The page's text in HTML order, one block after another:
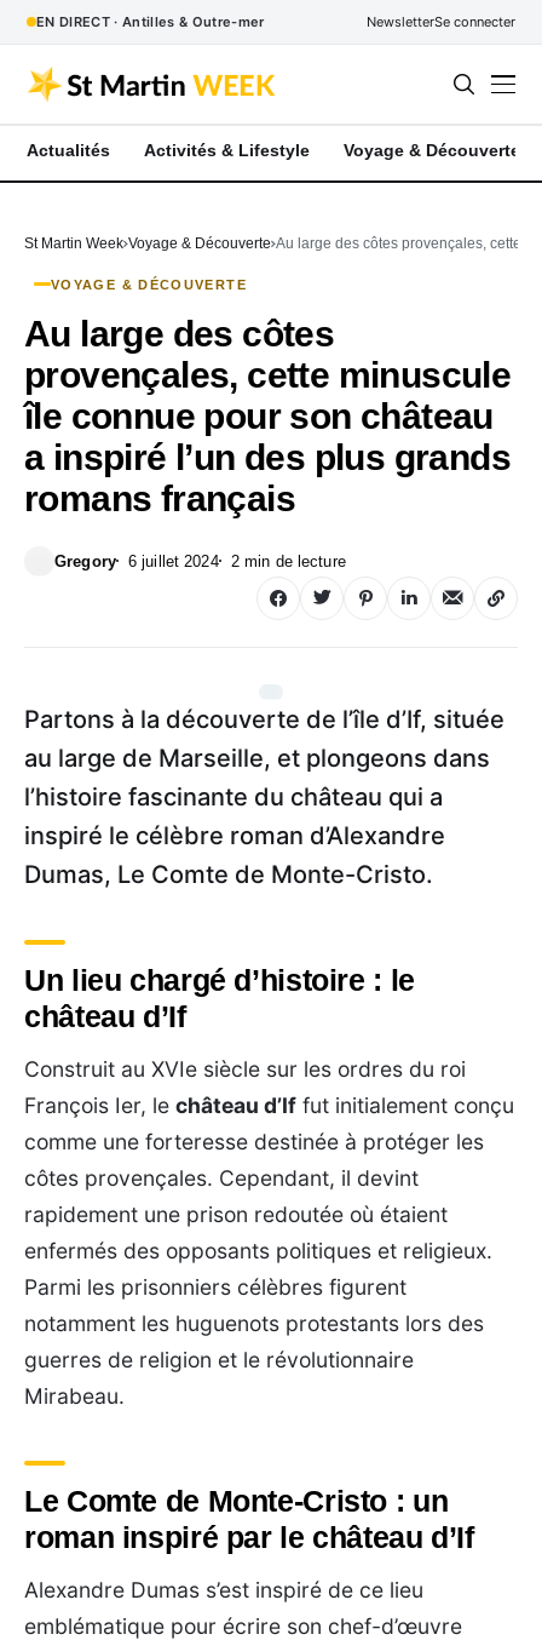
EN DIRECT · Antilles & Outre-mer NewsletterSe connecter
Actualités Activités & Lifestyle Voyage & Découverte
St Martin Week Voyage & Découverte Au large des côtes provençales, cette
VOYAGE & DÉCOUVERTE
Au large des côtes
provençales, cette minuscule
île connue pour son château
a inspiré l’un des plus grands
romans français
Gregory 6 juillet 2024 2 min de lecture
Partons à la découverte de l’île d’If, située
au large de Marseille, et plongeons dans
l’histoire fascinante du château qui a
inspiré le célèbre roman d’Alexandre
Dumas, Le Comte de Monte-Cristo.
Un lieu chargé d’histoire : le
château d’If
Construit au XVIe siècle sur les ordres du roi
François Ier, le château d’If fut initialement conçu
comme une forteresse destinée à protéger les
côtes provençales. Cependant, il devint
rapidement une prison redoutée où étaient
enfermés des opposants politiques et religieux.
Parmi les prisonniers célèbres figurent
notamment les huguenots protestants lors des
guerres de religion et le révolutionnaire
Mirabeau.
Le Comte de Monte-Cristo : un
roman inspiré par le château d’If
Alexandre Dumas s’est inspiré de ce lieu
emblématique pour écrire son chef-d’œuvre